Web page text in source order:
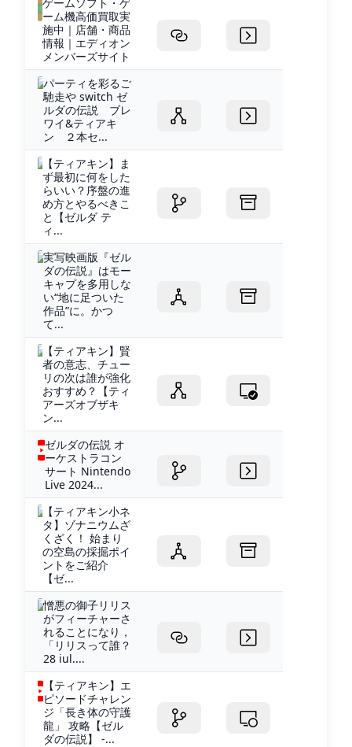
ーム機高価買取実
施中｜店舗・商品
情報｜エディオン
メンバーズサイト
パーティを彩るご
馳走や switch ゼ
ルダの伝説 ブレ
ワイ&ティアキ
ン ２本セ...
【ティアキン】ま
ず最初に何をした
らいい？序盤の進
め方とやるべきこ
と【ゼルダ テ
ィ...
実写映画版『ゼル
ダの伝説』はモー
キャプを多用しな
い“地に足ついた
作品”に。かつ
て...
【ティアキン】賢
者の意志、チュー
リの次は誰が強化
おすすめ？【ティ
アーズオブザキ
ン...
ゼルダの伝説 オ
ーケストラコン
サート Nintendo
Live 2024...
【ティアキン小ネ
タ】ゾナニウムざ
くざく！ 始まり
の空島の採掘ポイ
ントをご紹介
【ゼ...
憎悪の御子リリス
がフィーチャーさ
れることになり，
「リリスって誰？
28 iul....
【ティアキン】エ
ピソードチャレン
ジ「長き体の守護
龍」 攻略【ゼル
ダの伝説】 -...